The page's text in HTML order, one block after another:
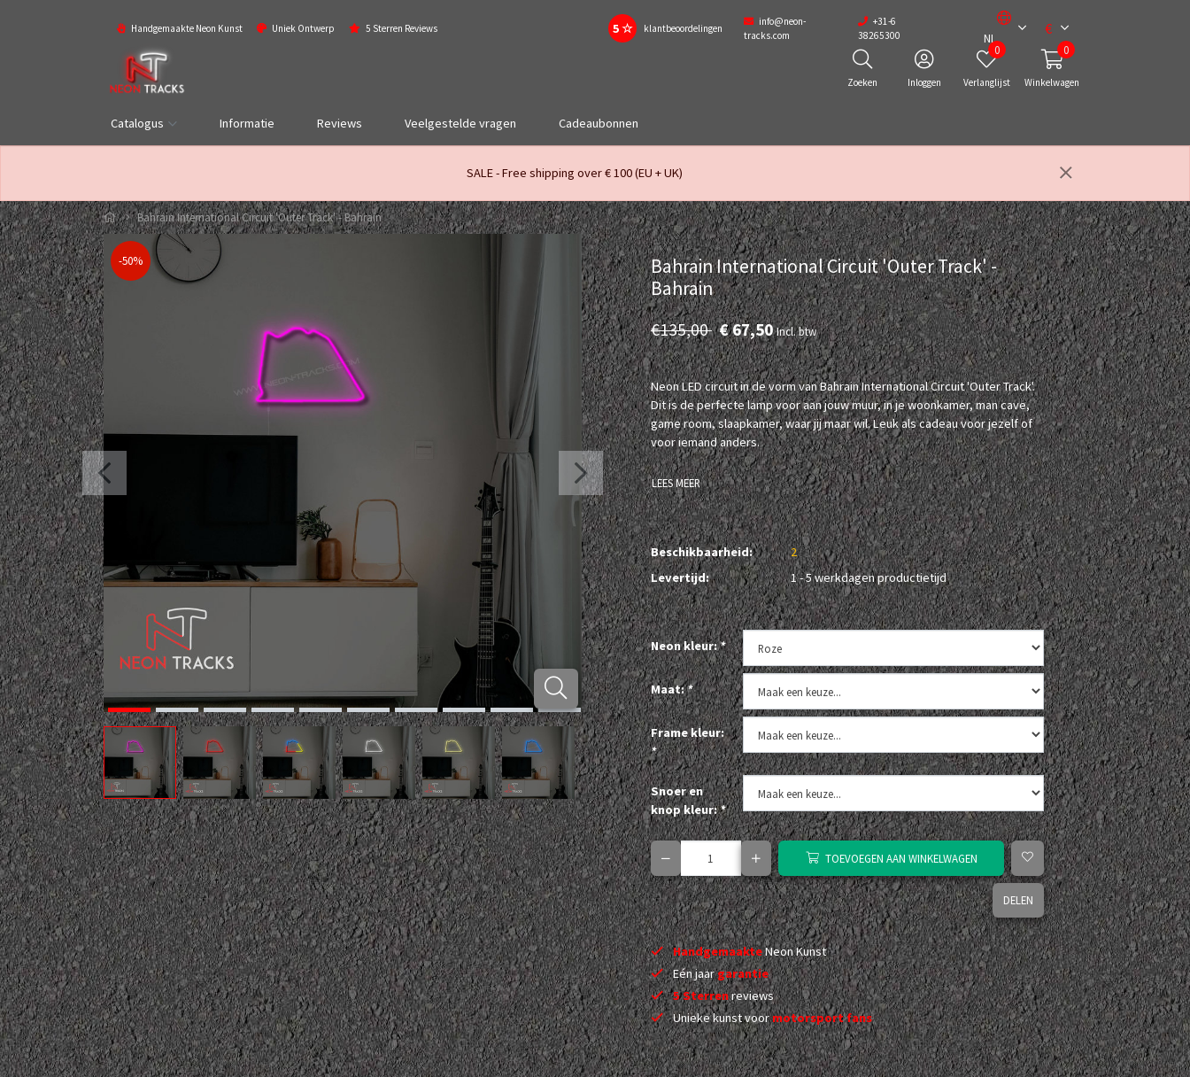
Handgemaakte Neon Kunst Uniek Ontwerp 5 Sterren Reviews 5 ☆ klantbeoordelingen
info@neon-
tracks.com
+31-6
38265300
NL
€
Zoeken Inloggen
0
Verlanglijst
0
Winkelwagen
Catalogus Informatie Reviews Veelgestelde vragen Cadeaubonnen
SALE - Free shipping over € 100 (EU + UK)
Bahrain International Circuit 'Outer Track' - Bahrain
-50%
Bahrain International Circuit 'Outer Track' -
Bahrain
€135,00 € 67,50Incl. btw
Neon LED circuit in de vorm van Bahrain International Circuit 'Outer Track'.
Dit is de perfecte lamp voor aan jouw muur, in je woonkamer, man cave,
game room, slaapkamer, waar jij maar wil. Leuk als cadeau voor jezelf of
voor iemand anders.
LEES MEER
Beschikbaarheid:
2
Levertijd:
1 - 5 werkdagen productietijd
Neon kleur:*
Maat:*
Frame kleur:
*
Snoer en
knop kleur:*
TOEVOEGEN AAN WINKELWAGEN
DELEN
HandgemaakteNeon Kunst
Eén jaargarantie
5 Sterrenreviews
Unieke kunst voormotorsport fans